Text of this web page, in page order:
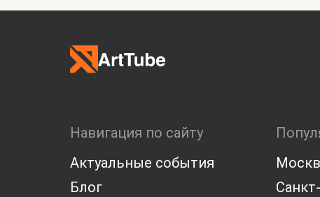
Навигация по сайту
Актуальные события
Блог